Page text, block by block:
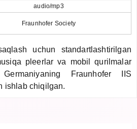
audio/mp3
Fraunhofer Society
uchun standartlashtirilgan
pleerlar va mobil qurilmalar
Fraunhofer IIS
ishlab chiqilgan.